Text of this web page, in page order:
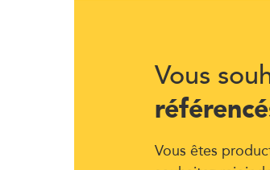
Vous
Vous êtes